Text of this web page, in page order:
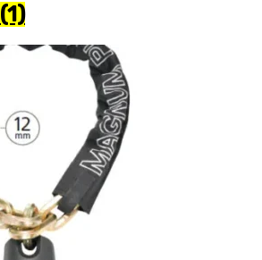
(1)